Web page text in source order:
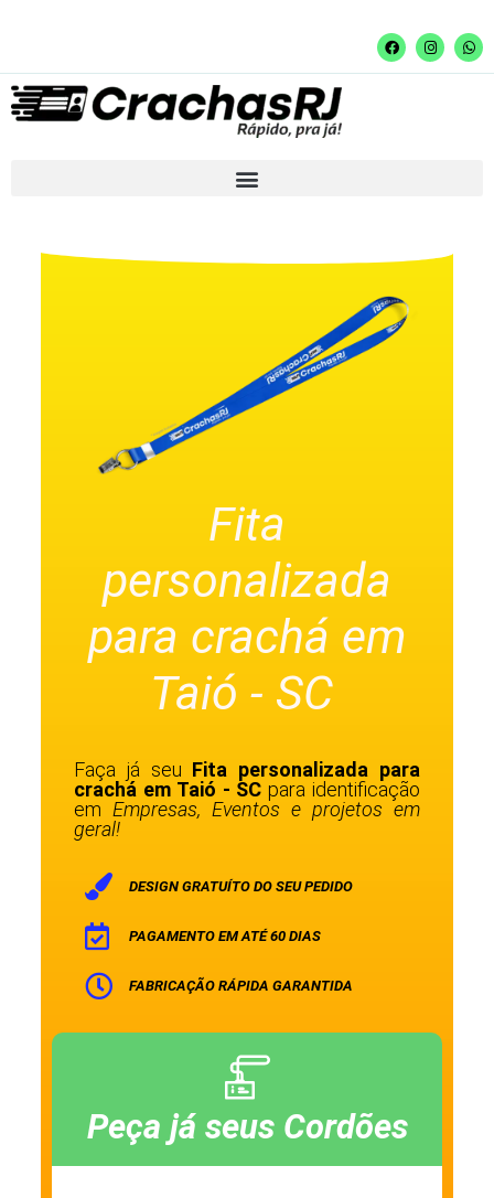
Fita
personalizada
para crachá em
Taió - SC
Faça já seu Fita personalizada para
crachá em Taió - SC para identificação
emEmpresas, Eventos e projetos em
geral!
DESIGN GRATUÍTO DO SEU PEDIDO
PAGAMENTO EM ATÉ 60 DIAS
FABRICAÇÃO RÁPIDA GARANTIDA
Peça já seus Cordões